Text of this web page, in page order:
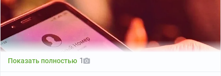
Показать полностью 1